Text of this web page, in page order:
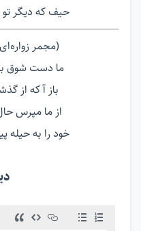
حیف که دیگر تو
(مجمر
ما دست شوق
باز آ که از
از ما مپرس
خود را به حیله